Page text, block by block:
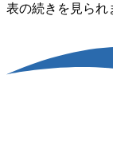
表の続きを見られ